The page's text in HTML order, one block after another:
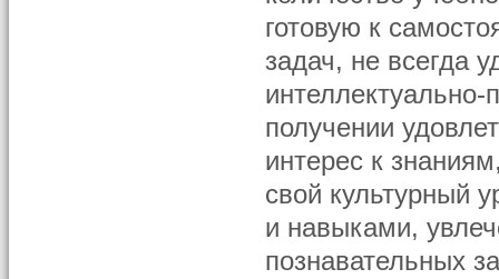
готовую к
задач, не всегда
получении
интерес к
свой культурный
и навыками,
познавательных